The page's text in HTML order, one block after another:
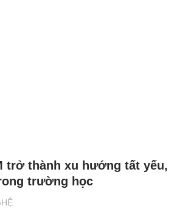
trở thành xu hướng tất yếu,
trường học